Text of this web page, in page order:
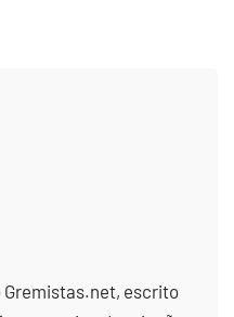
Gremistas.net, escrito